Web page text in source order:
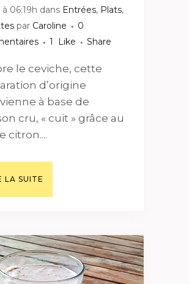
06:19h dans Entrées, Plats,
par Caroline
0
1 Like Share
le ceviche, cette
d’origine
à base de
cru, « cuit » grâce au
citron....
LA SUITE